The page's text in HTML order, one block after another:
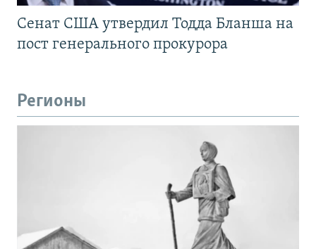
Сенат США утвердил Тодда Бланша на
пост генерального прокурора
Регионы